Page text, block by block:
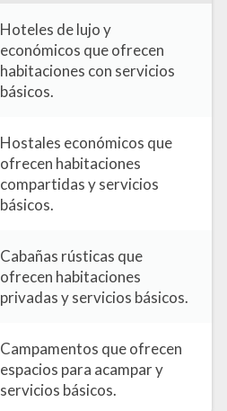
Hoteles de lujo y
económicos que ofrecen
habitaciones con servicios
básicos.
Hostales económicos que
ofrecen habitaciones
compartidas y servicios
básicos.
Cabañas rústicas que
ofrecen habitaciones
privadas y servicios básicos.
Campamentos que ofrecen
espacios para acampar y
servicios básicos.